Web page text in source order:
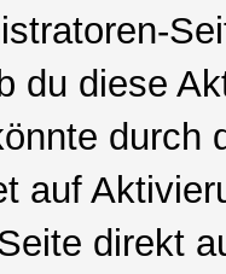
du diese
durch
auf
direkt